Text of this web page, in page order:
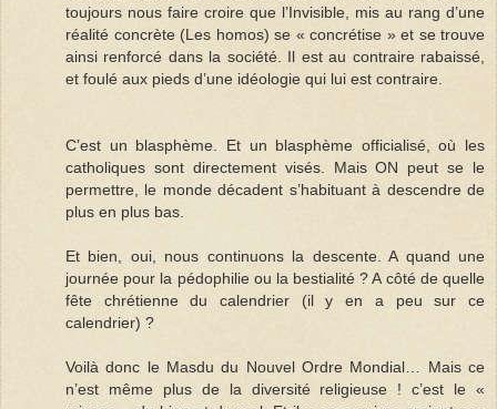
toujours nous faire croire que l’Invisible, mis au rang d’une
réalité concrète (Les homos) se « concrétise » et se trouve
ainsi renforcé dans la société. Il est au contraire rabaissé,
et foulé aux pieds d’une idéologie qui lui est contraire.
C’est un blasphème. Et un blasphème officialisé, où les
catholiques sont directement visés. Mais ON peut se le
permettre, le monde décadent s’habituant à descendre de
plus en plus bas.
Et bien, oui, nous continuons la descente. A quand une
journée pour la pédophilie ou la bestialité ? A côté de quelle
fête chrétienne du calendrier (il y en a peu sur ce
calendrier) ?
Voilà donc le Masdu du Nouvel Ordre Mondial… Mais ce
n’est même plus de la diversité religieuse ! c’est le «